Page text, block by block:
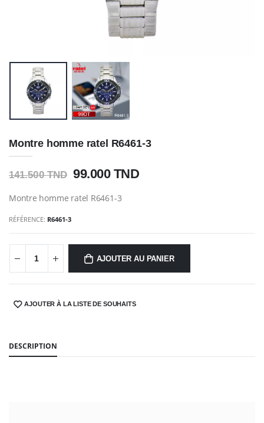
Montre homme ratel R6461-3
141.500 TND 99.000 TND
Montre homme ratel R6461-3
RÉFÉRENCE: R6461-3
AJOUTER AU PANIER
SHARE:AJOUTER À LA LISTE DE SOUHAITS
DESCRIPTION